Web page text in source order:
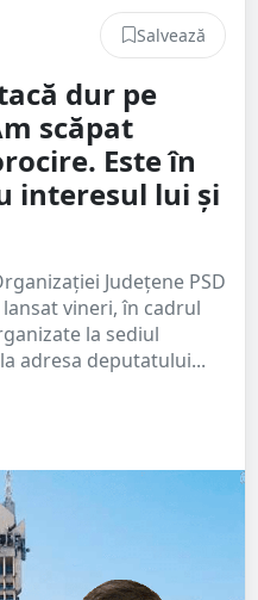
Salvează
dur pe
scăpat
Este în
interesul lui și
Județene PSD
vineri, în cadrul
la sediul
adresa deputatului...